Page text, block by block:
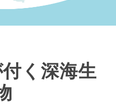
く深海生